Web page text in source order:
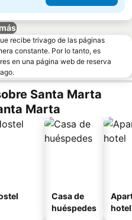
recibe trivago de las páginas
constante. Por lo tanto, es
en una página web de reserva
Santa Marta
Marta
Casa de
huéspedes
hotel